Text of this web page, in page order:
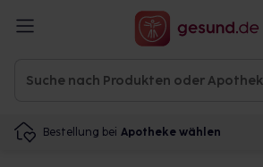
Bestellung bei Apotheke wählen